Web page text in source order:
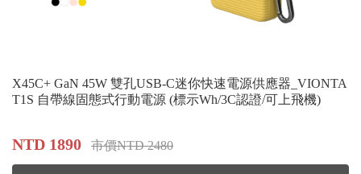
X45C+ GaN 45W 雙孔USB-C迷你快速電源供應器_VIONTA
T1S 自帶線固態式行動電源 (標示Wh/3C認證/可上飛機)
NTD 1890 市價NTD 2480